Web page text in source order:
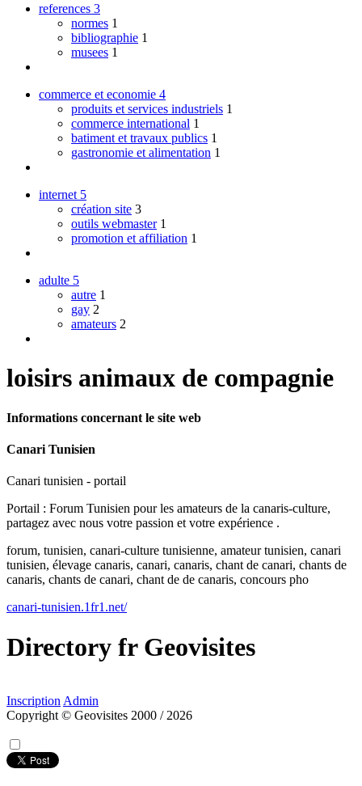
references 3
normes 1
bibliographie 1
musees 1
commerce et economie 4
produits et services industriels 1
commerce international 1
batiment et travaux publics 1
gastronomie et alimentation 1
internet 5
création site 3
outils webmaster 1
promotion et affiliation 1
adulte 5
autre 1
gay 2
amateurs 2
loisirs animaux de compagnie
Informations concernant le site web
Canari Tunisien
Canari tunisien - portail
Portail : Forum Tunisien pour les amateurs de la canaris-culture,
partagez avec nous votre passion et votre expérience .
forum, tunisien, canari-culture tunisienne, amateur tunisien, canari
tunisien, élevage canaris, canari, canaris, chant de canari, chants de
canaris, chants de canari, chant de de canaris, concours pho
canari-tunisien.1fr1.net/
Directory frGeovisites
Inscription Admin
Copyright © Geovisites 2000 / 2026